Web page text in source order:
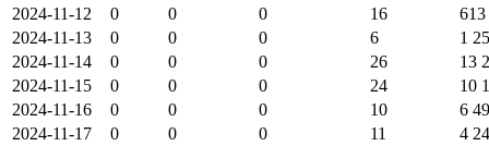
2024-11-12
0 0 0 16
613
2024-11-13
0 0 0 6
1
2024-11-14
0 0 0 26
13
2024-11-15
0 0 0 24
10
2024-11-16
0 0 0 10
6
2024-11-17
0 0 0 11
4